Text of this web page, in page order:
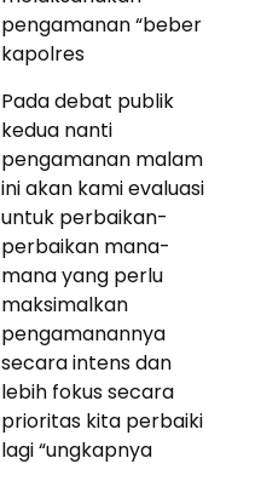
pengamanan “beber
kapolres
Pada debat publik
kedua nanti
pengamanan malam
ini akan kami evaluasi
untuk perbaikan-
perbaikan mana-
mana yang perlu
maksimalkan
pengamanannya
secara intens dan
lebih fokus secara
prioritas kita perbaiki
lagi “ungkapnya